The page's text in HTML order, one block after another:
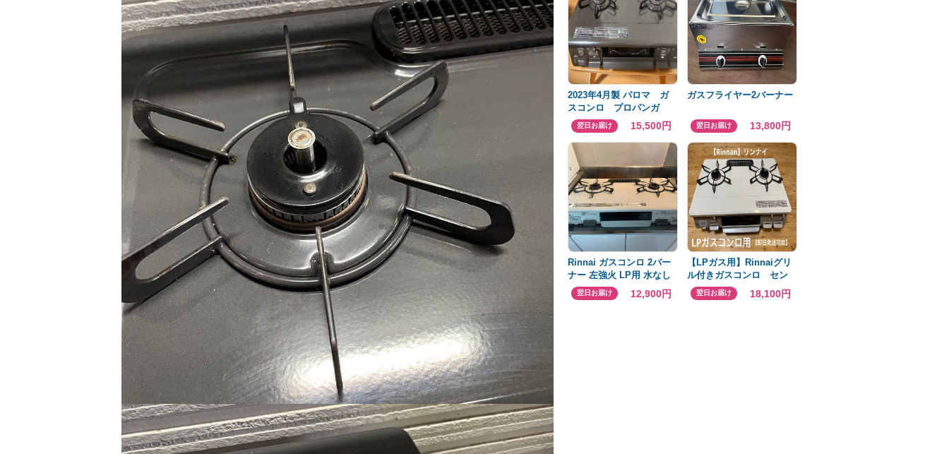
2023年4月製 パロマ ガ
スコンロ プロパンガ
ス PA-S45BMA-R
翌日お届け 15,500円
ガスフライヤー2バーナー
翌日お届け 13,800円
Rinnai ガスコンロ 2バー
ナー 左強火 LP用 水なし
片面焼グリル
翌日お届け 12,900円
【LPガス用】Rinnaiグリ
ル付きガスコンロ セン
サー搭載 即日発送可能
翌日お届け 18,100円